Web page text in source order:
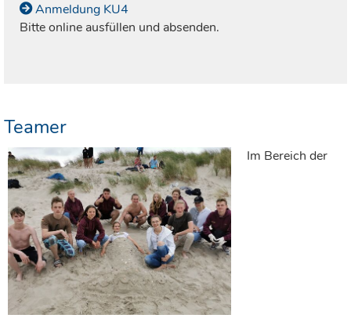
Anmeldung KU4
Bitte online ausfüllen und absenden.
Teamer
Im Bereich der